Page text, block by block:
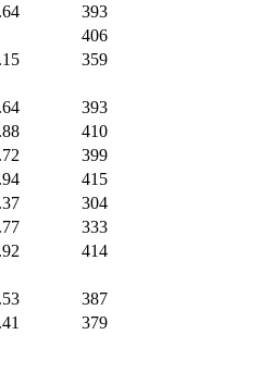
393
406
359
393
410
399
415
304
333
414
387
379